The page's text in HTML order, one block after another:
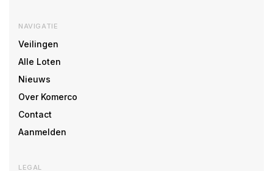
NAVIGATIE
Veilingen
Alle Loten
Nieuws
Over Komerco
Contact
Aanmelden
LEGAL